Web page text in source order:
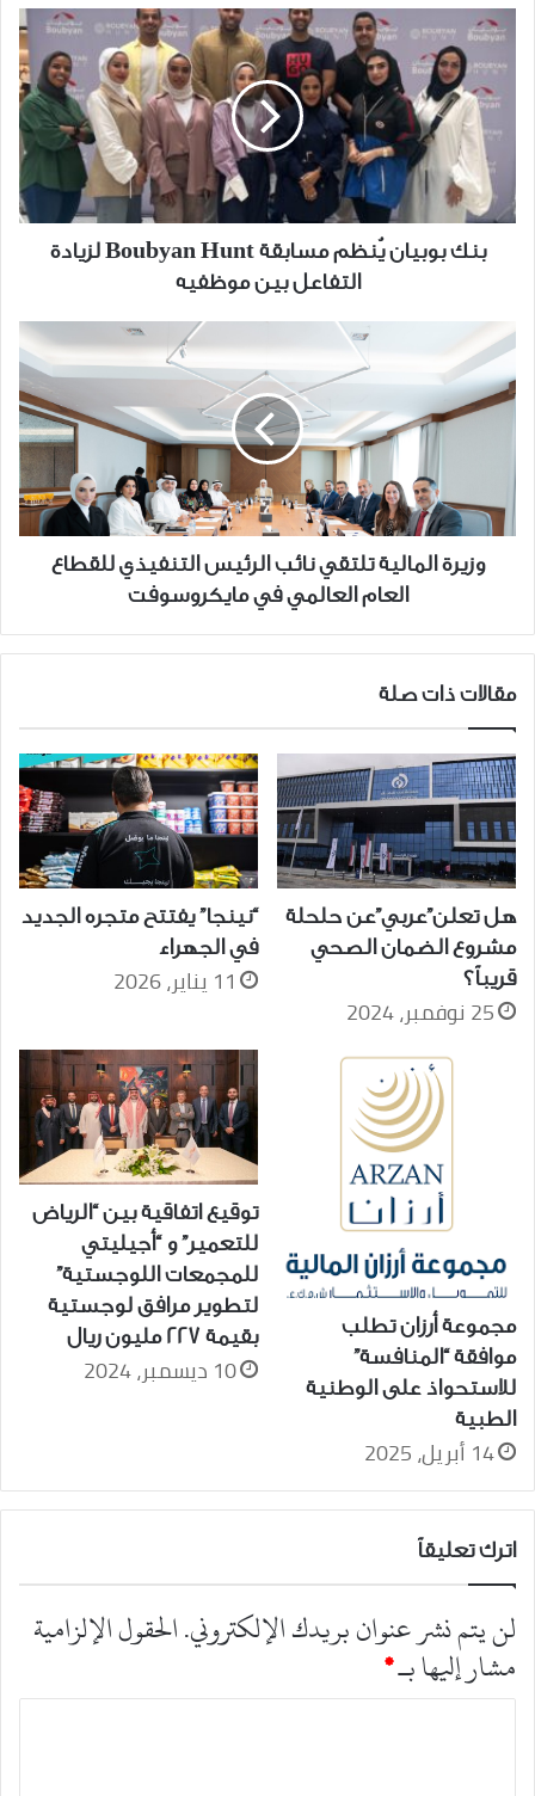
بنك
بوبيان
يُنظم
مسابقة
Boubyan
Hunt
لزيادة
التفاعل
موظفيه
بنك بوبيان يُنظم مسابقة Boubyan Hunt لزيادة
التفاعل بين موظفيه
وزيرة
المالية
تلتقي
نائب
التنفيذي
للقطاع
العام
العالمي
مايكروسوفت
وزيرة المالية تلتقي نائب الرئيس التنفيذي للقطاع
العام العالمي في مايكروسوفت
مقالات ذات صلة
هل تعلن”عربي”عن حلحلة
مشروع الضمان الصحي
قريباً؟
25 نوفمبر، 2024
“نينجا” يفتتح متجره الجديد
في الجهراء
11 يناير، 2026
مجموعة أرزان تطلب
موافقة “المنافسة”
للاستحواذ على الوطنية
الطبية
14 أبريل، 2025
توقيع اتفاقية بين “الرياض
للتعمير” و “أجيليتي
للمجمعات اللوجستية”
لتطوير مرافق لوجستية
بقيمة 227 مليون ريال
10 ديسمبر، 2024
اترك تعليقاً
لن يتم نشر عنوان بريدك الإلكتروني.الحقول الإلزامية
مشار إليها بـ*
ا